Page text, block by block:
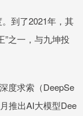
到了2021年，其
”之一，与九坤投
度求索（DeepSe
推出AI大模型Dee